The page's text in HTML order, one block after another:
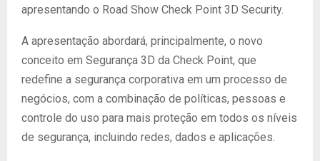
apresentando o Road Show Check Point 3D Security.
A apresentação abordará, principalmente, o novo
conceito em Segurança 3D da Check Point, que
redefine a segurança corporativa em um processo de
negócios, com a combinação de políticas, pessoas e
controle do uso para mais proteção em todos os níveis
de segurança, incluindo redes, dados e aplicações.